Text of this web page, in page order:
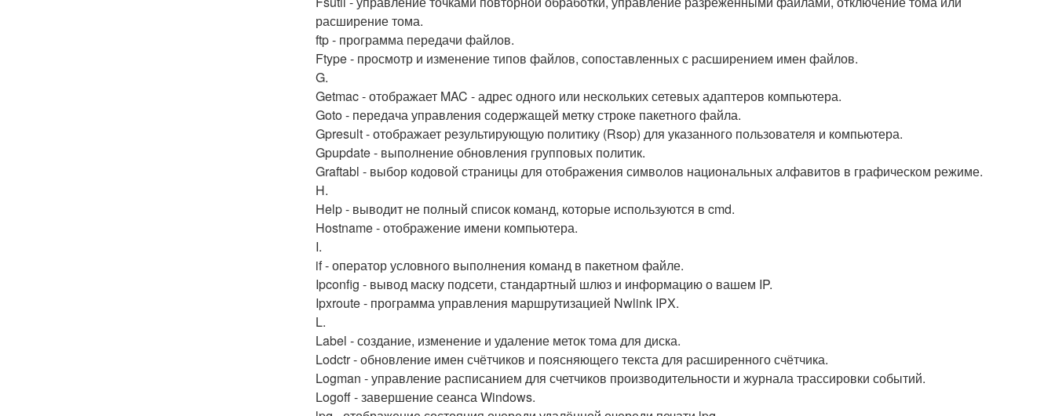
расширение тома.
ftp - программа передачи файлов.
Ftype - просмотр и изменение типов файлов, сопоставленных с расширением имен файлов.
G.
Getmac - отображает MAC - адрес одного или нескольких сетевых адаптеров компьютера.
Goto - передача управления содержащей метку строке пакетного файла.
Gpresult - отображает результирующую политику (Rsop) для указанного пользователя и компьютера.
Gpupdate - выполнение обновления групповых политик.
Graftabl - выбор кодовой страницы для отображения символов национальных алфавитов в графическом режиме.
H.
Help - выводит не полный список команд, которые используются в cmd.
Hostname - отображение имени компьютера.
I.
if - оператор условного выполнения команд в пакетном файле.
Ipconfig - вывод маску подсети, стандартный шлюз и информацию о вашем IP.
Ipxroute - программа управления маршрутизацией Nwlink IPX.
L.
Label - создание, изменение и удаление меток тома для диска.
Lodctr - обновление имен счётчиков и поясняющего текста для расширенного счётчика.
Logman - управление расписанием для счетчиков производительности и журнала трассировки событий.
Logoff - завершение сеанса Windows.